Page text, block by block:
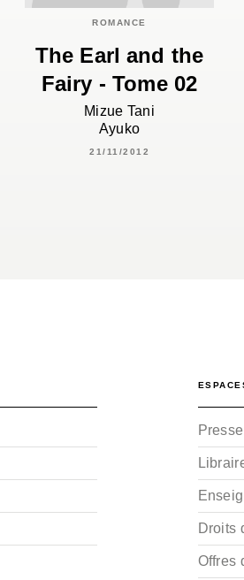
ROMANCE
The Earl and the
Fairy - Tome 02
Mizue Tani
Ayuko
21/11/2012
Presse
Droits
Offres